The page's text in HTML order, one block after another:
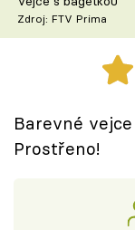
Speciál:
Těhotnej
Sledujte
Zdroj: FTV Prima
Barevné
Prostřeno!